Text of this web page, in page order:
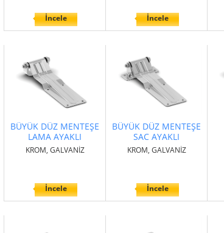
İncele İncele
BÜYÜK DÜZ MENTEŞE
LAMA AYAKLI
KROM, GALVANİZ
İncele
BÜYÜK DÜZ MENTEŞE
SAC AYAKLI
KROM, GALVANİZ
İncele